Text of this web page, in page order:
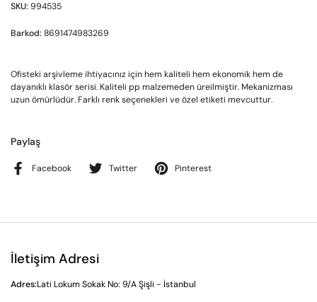
SKU: 994535
Barkod: 8691474983269
Ofisteki arşivleme ihtiyacınız için hem kaliteli hem ekonomik hem de
dayanıklı klasör serisi. Kaliteli pp malzemeden üreilmiştir. Mekanizması
uzun ömürlüdür. Farklı renk seçenekleri ve özel etiketi mevcuttur.
Paylaş
Facebook Twitter Pinterest
İletişim Adresi
Adres:Lati Lokum Sokak No: 9/A Şişli - İstanbul